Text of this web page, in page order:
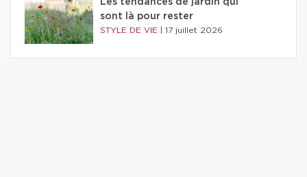
Les tendances de jardin qui
sont là pour rester
STYLE DE VIE 17 juillet 2026